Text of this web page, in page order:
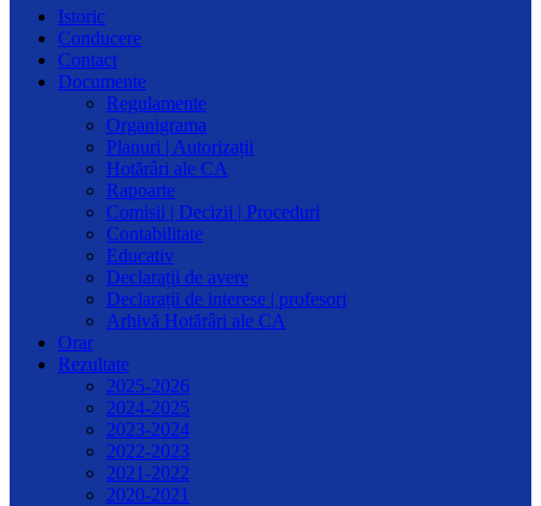
Istoric
Conducere
Contact
Documente
Regulamente
Organigrama
Planuri | Autorizații
Hotărâri ale CA
Rapoarte
Comisii | Decizii | Proceduri
Contabilitate
Educativ
Declarații de avere
Declarații de interese | profesori
Arhivă Hotărâri ale CA
Orar
Rezultate
2025-2026
2024-2025
2023-2024
2022-2023
2021-2022
2020-2021